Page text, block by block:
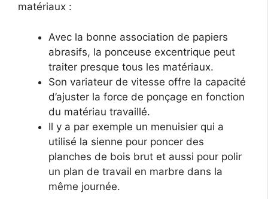
matériaux :
Avec la bonne association de papiers
abrasifs, la ponceuse excentrique peut
traiter presque tous les matériaux.
Son variateur de vitesse offre la capacité
d’ajuster la force de ponçage en fonction
du matériau travaillé.
Il y a par exemple un menuisier qui a
utilisé la sienne pour poncer des
planches de bois brut et aussi pour polir
un plan de travail en marbre dans la
même journée.